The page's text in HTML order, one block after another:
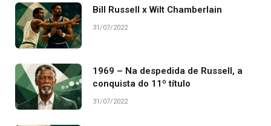
Bill Russell x Wilt Chamberlain
31/07/2022
1969 – Na despedida de Russell, a
conquista do 11º título
31/07/2022